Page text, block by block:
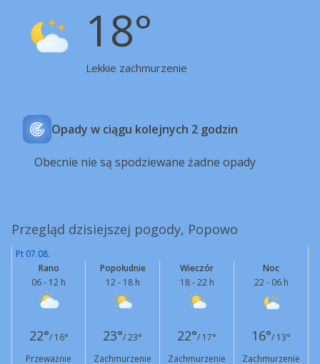
18°
Lekkie zachmurzenie
Opady w ciągu kolejnych 2 godzin
Obecnie nie są spodziewane żadne opady
Przegląd dzisiejszej pogody, Popowo
Pt 07.08.
Rano
06 - 12 h
Popołudnie
12 - 18 h
Wieczór
18 - 22 h
Noc
22 - 06 h
22°/ 16° 23°/ 23° 22°/ 17° 16°/ 13°
Przeważnie
Zachmurzenie
Zachmurzenie
Zachmurzenie